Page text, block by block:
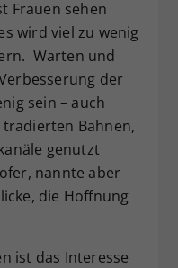
Frauen sehen
wird viel zu wenig
Warten und
der
sein – auch
Bahnen,
genutzt
nannte aber
die Hoffnung
ist das Interesse